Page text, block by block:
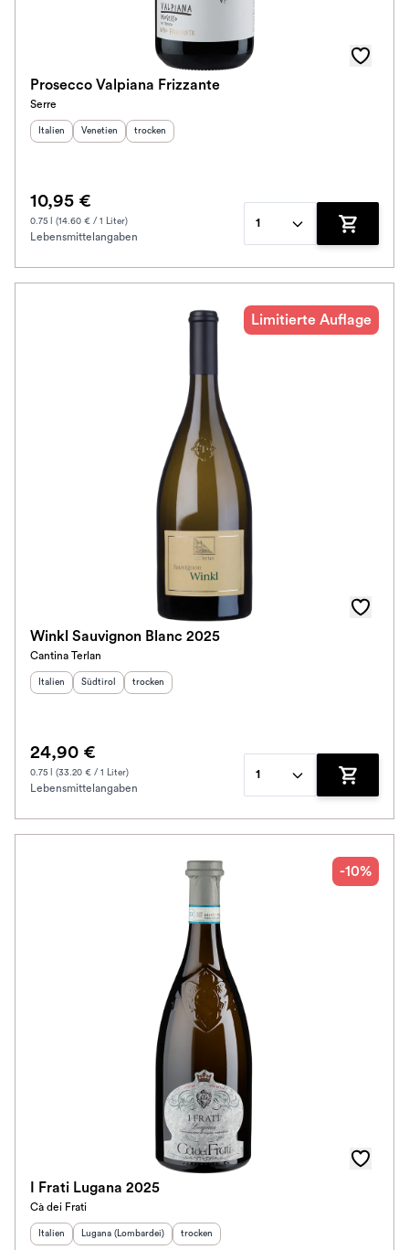
Prickler Art
Schmeckt nach
Im Rewe Handel erhältlich
Prosecco Valpiana Frizzante
Serre
Herkunftsland:
Italien Herkunftsregion:
Venetien Geschmack
trocken
10,95 €
0.75 l (14.60 € / 1 Liter)
Lebensmittelangaben
1
Zum
Limitierte Auflage
Winkl Sauvignon Blanc 2025
Cantina Terlan
Herkunftsland:
Italien Herkunftsregion:
Südtirol Geschmack
trocken
24,90 €
0.75 l (33.20 € / 1 Liter)
Lebensmittelangaben
1
Zum
-10%
I Frati Lugana 2025
Cà dei Frati
Herkunftsland:
Italien Herkunftsregion:
Lugana (Lombardei) Geschmack
trocken